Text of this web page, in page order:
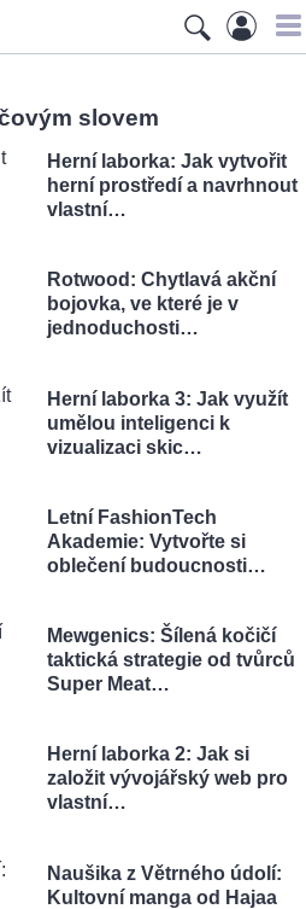
slovem
Herní laborka: Jak vytvořit
herní prostředí a navrhnout
vlastní…
Rotwood: Chytlavá akční
bojovka, ve které je v
jednoduchosti…
Herní laborka 3: Jak využít
umělou inteligenci k
vizualizaci skic…
Letní FashionTech
Akademie: Vytvořte si
oblečení budoucnosti…
Mewgenics: Šílená kočičí
taktická strategie od tvůrců
Super Meat…
Herní laborka 2: Jak si
založit vývojářský web pro
vlastní…
Naušika z Větrného údolí:
Kultovní manga od Hajaa